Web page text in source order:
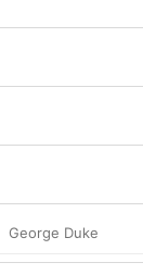
George Duke